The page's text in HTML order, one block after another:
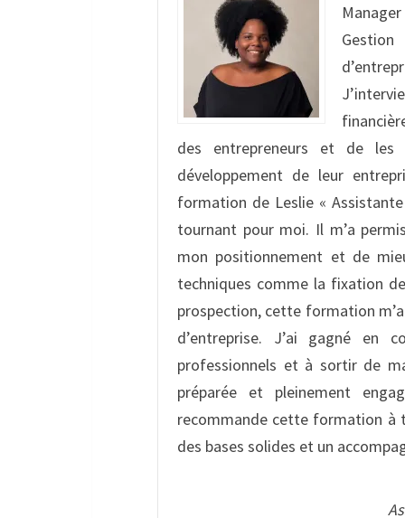
des entrepreneurs et de
développement de leur
formation de Leslie «
tournant pour moi. Il m’a
mon positionnement et de
techniques comme la fixation
prospection, cette formation
d’entreprise. J’ai gagné en
professionnels et à sortir de
préparée et pleinement
recommande cette formation à
des bases solides et un